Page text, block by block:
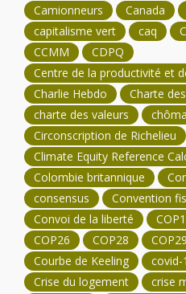
Camionneurs
Canada
capitalisme vert
caq
CCMM
CDPQ
Centre de la productivité et
Charlie Hebdo
Charte
charte des valeurs
Circonscription de Richelieu
Climate Equity Reference
Colombie britannique
consensus
Convention
Convoi de la liberté
COP26
COP28 COP29
Courbe de Keeling
covid-
Crise du logement
crise